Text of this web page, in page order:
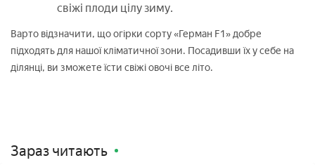
свіжі плоди цілу зиму.
Варто відзначити, що огірки сорту «Герман F1» добре
підходять для нашої кліматичної зони. Посадивши їх у себе на
ділянці, ви зможете їсти свіжі овочі все літо.
Зараз читають